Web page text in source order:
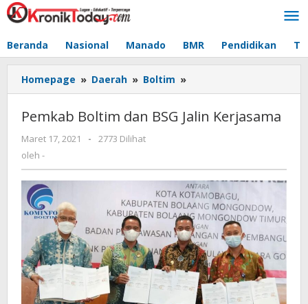
Lewati
ke
Beranda Nasional Manado BMR Pendidikan
Homepage » Daerah » Boltim »
Boltim
dan
BSG
Pemkab Boltim dan BSG Jalin Kerjasama
Maret 17, 2021
oleh
-
2773 Dilihat
oleh -